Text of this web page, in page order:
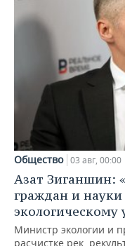
Общество 03 авг, 00:00
Азат Зиганшин:
граждан и науки
экологическому
Министр экологии и
расчистке рек,